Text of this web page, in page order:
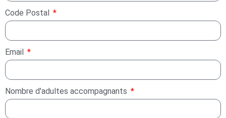
Code Postal
Email
Nombre d'adultes accompagnants